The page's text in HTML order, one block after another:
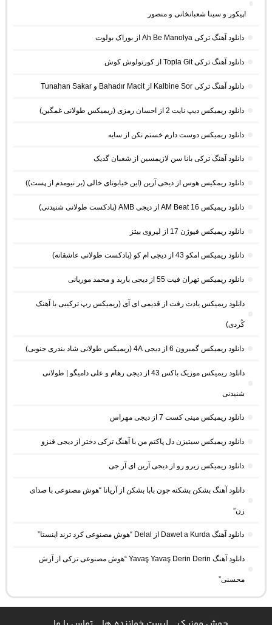
اپیکور و سینا شعبانخانی و منصور
دانلود آهنگ ترکی Ah Be Manolya از بوراک بولوت
دانلود آهنگ ترکی Topla Git از کورتولوش کوش
دانلود آهنگ ترکی Kalbine Sor از Bahadır Macit و Tunahan Sakar
دانلود ریمیکس دیپ نایت 2 از احسان رمزی (ریمیکس طولانی غمگین)
دانلود ریمیکس دوست دارم خستم نکن از سایه
دانلود آهنگ ترکی بانا سن لازیمسین از شعبان گدیک
دانلود ریمکیس هوس از دیجی آرین (این خیابونای خالی (بر نیومدم از پست))
دانلود ریمیکس AM Beat 16 از دیجی AMB (پادکست طولانی شنیدنی)
دانلود ریمیکس فیوژن 17 از لیروی بیتز
دانلود ریمیکس امکو 43 از دیجی ام کو (پادکست طولانی عاشقانه)
دانلود ریمیکس تهران فیت 55 از دیجی باربد و محمد موریانی
دانلود ریمیکس یادت رفت از قدیمی ای آی (ریمیکس رپ ترکیبی با آهنک
کُردی)
دانلود ریمیکس گمبرون 6 از دیجی 4A (ریمیکس طولانی شاد بندری جنوبی)
دانلود ریمیکس موزیک باکس 43 از دیجی رهام و علی دامیگو | طولانی
شنیدنی
دانلود ریمیکس مینی کست 7 از دیجی مهراس
دانلود ریمیکس سیتیزن دل پاکتم من با آهنگ ترکی دختر از دیجی فنزو
دانلود ریمیکس زیرو رو از دیجی آرین ای آر جی
دانلود آهنگ بشکن بشکنه جون بابا بشکن از آریانا “هوش مصنوعی با صدای
زن”
دانلود آهنگ Dawet a Kurda از Delal “هوش مصنوعی کرد ترند اینستا”
دانلود آهنگ Yavaş Yavaş Derin Derin “هوش مصنوعی ترکی از آرش
محسنی”